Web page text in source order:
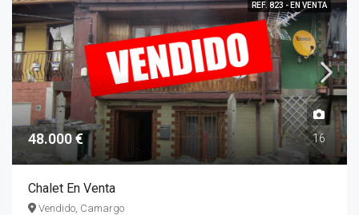
REF. 823 - EN VENTA
48.000 € 16
Chalet En Venta
Vendido, Camargo